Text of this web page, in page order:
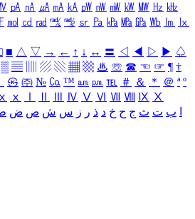
㎀ ㎁ ㎂ ㎃ ㎄ ㎺ ㎻ ㎽ ㎾ ㎿ ㎐ ㎑
㏖ ㏅ ㎭ ㎮ ㎯ ㏛ ㎩ ㎪ ㎫ ㎬ ㏝ ㏐
㏓
■ △ ▽ → ← ↑ ↓ ↔ 〓 ◁ ◀ ▷ ▶ ♤
▒ ▤ ▨ ▧ ▦ ▩ ♨ ☏ ☎ ☜ ☞ ¶ †
㉿ ㈜ № ㏇ ™ ㏂ ㏘ ℡ ＃ ＆ ＊ ＠ ª º
ⅹ Ⅳ Ⅴ Ⅵ Ⅶ Ⅷ Ⅸ Ⅹ
ب ت ث ج ح خ د ذ ر ز س ش ص ض